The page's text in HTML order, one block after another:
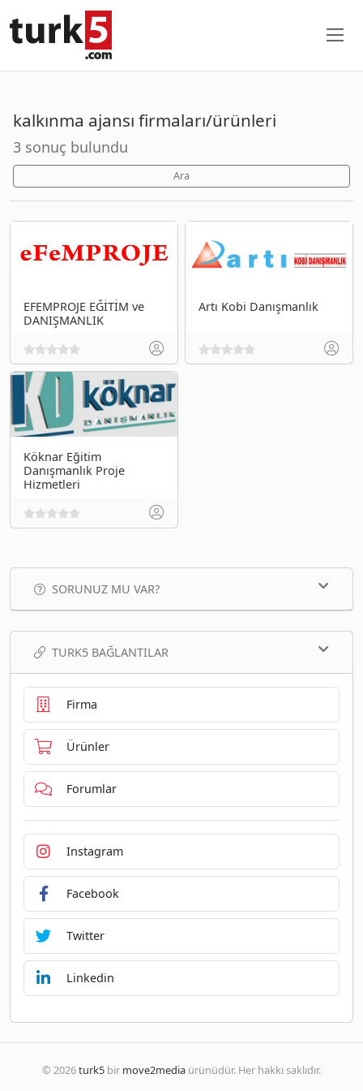
kalkınma ajansı firmaları/ürünleri
3 sonuç bulundu
Ara
EFEMPROJE EĞİTİM ve
DANIŞMANLIK
Artı Kobi Danışmanlık
Köknar Eğitim
Danışmanlık Proje
Hizmetleri
SORUNUZ MU VAR?
TURK5 BAĞLANTILAR
Firma
Ürünler
Forumlar
Instagram
Facebook
Twitter
Linkedin
© 2026turk5 bir move2media ürünüdür. Her hakkı saklıdır.